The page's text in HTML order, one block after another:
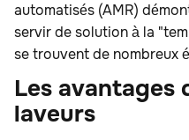
automatisés (AMR)
servir de solution à la
se trouvent de nombreux
Les avantages
laveurs